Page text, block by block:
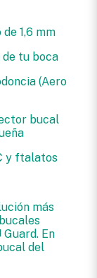
1,6 mm
de tu boca
(Aero
bucal
y ftalatos
más
En
del